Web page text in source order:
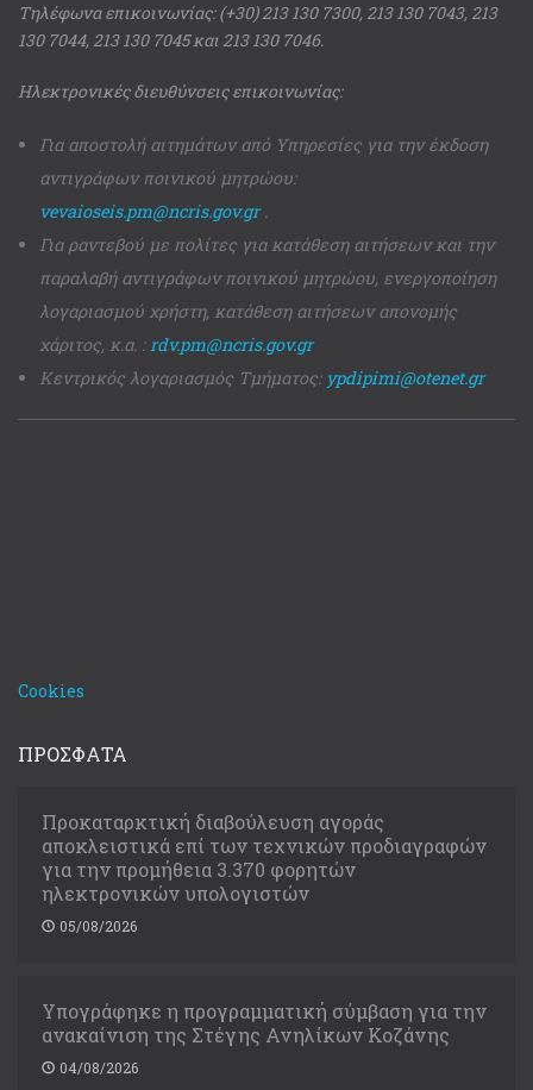
Τηλέφωνα επικοινωνίας: (+30) 213 130 7300, 213 130 7043, 213
130 7044, 213 130 7045 και 213 130 7046.
Ηλεκτρονικές διευθύνσεις επικοινωνίας:
Για αποστολή αιτημάτων από Υπηρεσίες για την έκδοση
αντιγράφων ποινικού μητρώου:
vevaioseis.pm@ncris.gov.gr.
Για ραντεβού με πολίτες για κατάθεση αιτήσεων και την
παραλαβή αντιγράφων ποινικού μητρώου, ενεργοποίηση
λογαριασμού χρήστη, κατάθεση αιτήσεων απονομής
χάριτος, κ.α. :rdv.pm@ncris.gov.gr
Κεντρικός λογαριασμός Τμήματος: ypdipimi@otenet.gr
Cookies
ΠΡΟΣΦΑΤΑ
Προκαταρκτική διαβούλευση αγοράς
αποκλειστικά επί των τεχνικών προδιαγραφών
για την προμήθεια 3.370 φορητών
ηλεκτρονικών υπολογιστών
05/08/2026
Υπογράφηκε η προγραμματική σύμβαση για την
ανακαίνιση της Στέγης Ανηλίκων Κοζάνης
04/08/2026